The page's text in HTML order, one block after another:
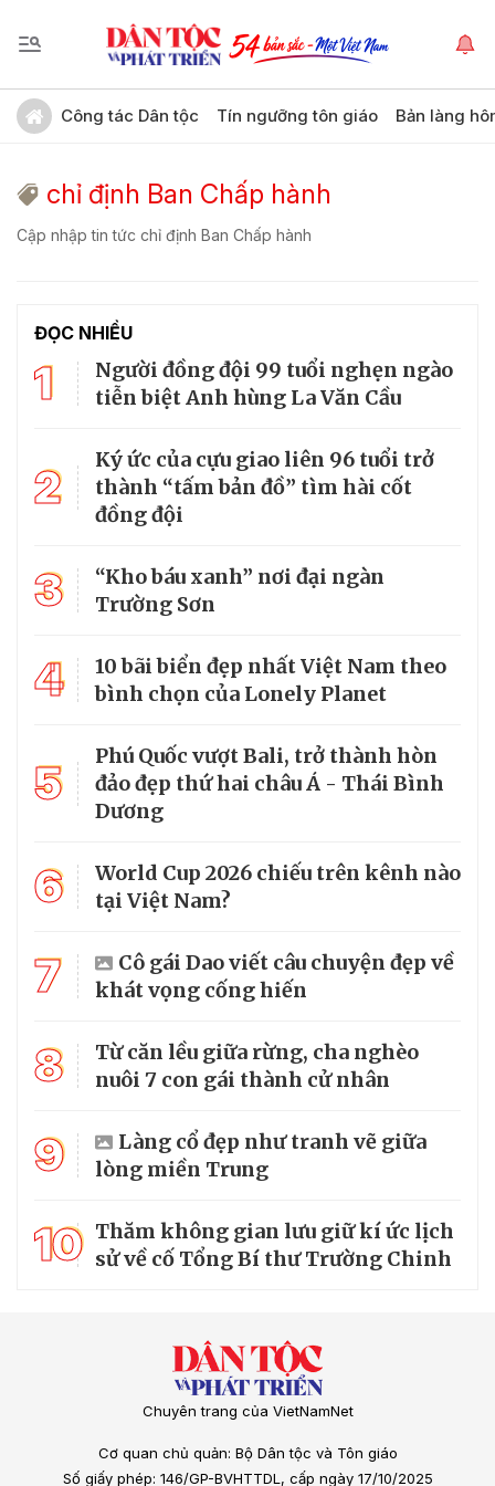
Công tác Dân tộc Tín ngưỡng tôn giáo Bản làng
chỉ định Ban Chấp hành
Cập nhập tin tức chỉ định Ban Chấp hành
ĐỌC NHIỀU
1
Người đồng đội 99 tuổi nghẹn ngào
tiễn biệt Anh hùng La Văn Cầu
2
Ký ức của cựu giao liên 96 tuổi trở
thành “tấm bản đồ” tìm hài cốt
đồng đội
3
“Kho báu xanh” nơi đại ngàn
Trường Sơn
4
10 bãi biển đẹp nhất Việt Nam theo
bình chọn của Lonely Planet
5
Phú Quốc vượt Bali, trở thành hòn
đảo đẹp thứ hai châu Á - Thái Bình
Dương
6
World Cup 2026 chiếu trên kênh nào
tại Việt Nam?
7
Cô gái Dao viết câu chuyện đẹp về
khát vọng cống hiến
8
Từ căn lều giữa rừng, cha nghèo
nuôi 7 con gái thành cử nhân
9
Làng cổ đẹp như tranh vẽ giữa
lòng miền Trung
10 Thăm không gian lưu giữ kí ức lịch
sử về cố Tổng Bí thư Trường Chinh
Chuyên trang của VietNamNet
Cơ quan chủ quản: Bộ Dân tộc và Tôn giáo
Số giấy phép: 146/GP-BVHTTDL, cấp ngày 17/10/2025